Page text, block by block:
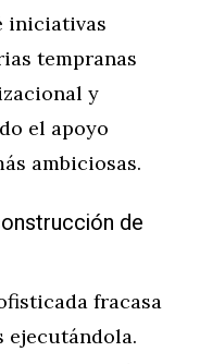
iniciativas
tempranas
y
el apoyo
ambiciosas.
de
fracasa
ejecutándola.